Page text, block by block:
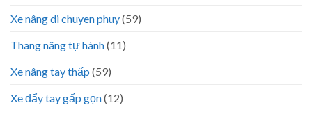
Xe nâng di chuyen phuy(59)
Thang nâng tự hành(11)
Xe nâng tay thấp (59)
Xe đẩy tay gấp gọn(12)